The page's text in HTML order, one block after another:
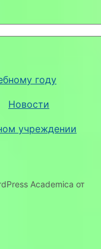
году
Новости
учреждении
Academica от